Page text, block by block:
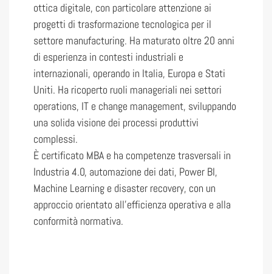
ottica digitale, con particolare attenzione ai
progetti di trasformazione tecnologica per il
settore manufacturing. Ha maturato oltre 20 anni
di esperienza in contesti industriali e
internazionali, operando in Italia, Europa e Stati
Uniti. Ha ricoperto ruoli manageriali nei settori
operations, IT e change management, sviluppando
una solida visione dei processi produttivi
complessi.
È certificato MBA e ha competenze trasversali in
Industria 4.0, automazione dei dati, Power BI,
Machine Learning e disaster recovery, con un
approccio orientato all’efficienza operativa e alla
conformità normativa.